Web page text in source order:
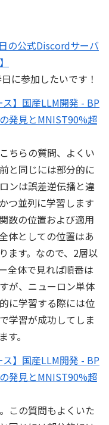
の公式Discordサーバ
に参加したいです！
ス】国産LLM開発 - BP
発見とMNIST90%超
ちらの質問、よくい
と同じには部分的に
ンは誤差逆伝播と違
つ並列に学習します
数の位置および適用
体としての位置はあ
ます。なので、2層以
全体で見れば順番は
が、ニューロン単体
に学習する際には位
学習が成功してしま
。
ス】国産LLM開発 - BP
発見とMNIST90%超
この質問もよくいた